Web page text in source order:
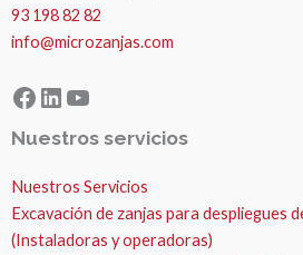
93 198 82 82
info@microzanjas.com
Facebook
LinkedIn
YouTube
Nuestros servicios
Nuestros Servicios
Excavación de zanjas para despliegues
(Instaladoras y operadoras)